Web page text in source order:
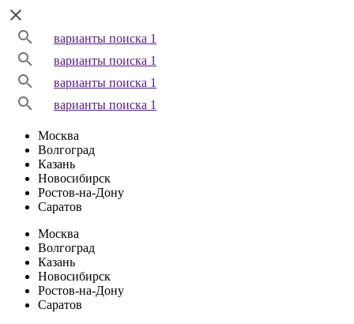
варианты поиска 1
варианты поиска 1
варианты поиска 1
варианты поиска 1
Москва
Волгоград
Казань
Новосибирск
Ростов-на-Дону
Саратов
Москва
Волгоград
Казань
Новосибирск
Ростов-на-Дону
Саратов